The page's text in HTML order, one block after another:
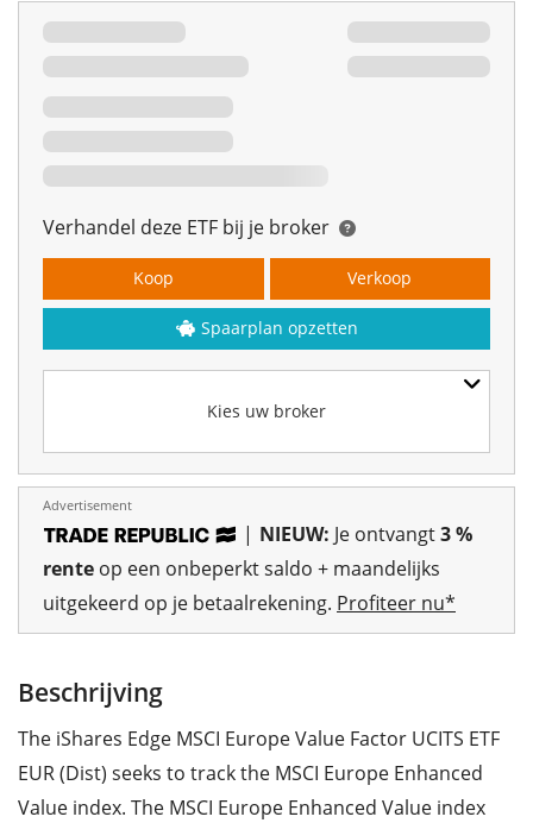
Verhandel deze ETF bij je broker
Kies uw broker
Koop Verkoop
Spaarplan opzetten
Advertisement
| NIEUW: Je ontvangt3 %
rente op een onbeperkt saldo + maandelijks
uitgekeerd op je betaalrekening. Profiteer nu*
Beschrijving
The iShares Edge MSCI Europe Value Factor UCITS ETF
EUR (Dist) seeks to track the MSCI Europe Enhanced
Value index. The MSCI Europe Enhanced Value index